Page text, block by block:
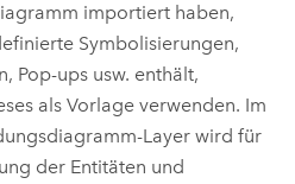
importiert haben,
Symbolisierungen,
Pop-ups usw. enthält,
als Vorlage verwenden. Im
Layer wird für
der Entitäten und